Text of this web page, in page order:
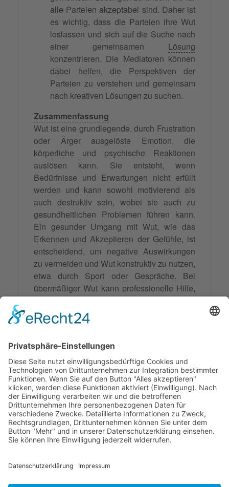
alle Parteien akzeptabel sind. Daher ist
es wichtig, dass die Parteien ihre Wut
loslassen und sich auf die Suche nach
einer gemeinsamen Lösung
konzentrieren. Die Mediatoren können
dabei helfen, die Perspektiven der
Parteien zu verstehen und gemeinsam
nach kreativen Lösungen zu suchen.
Zusammenfassung
Wut ist eine grundlegende, durch Frustration
oder Ärger ausgelöste Emotion, die
körperliche und psychische Reaktionen
auslösen kann. Sie entsteht, wenn
Bedürfnisse und Erwartungen nicht erfüllt
werden und kann sowohl motivierend als
auch destruktiv sein, wobei sie auch zu
gesundheitlichen Problemen führen kann.
Ein gesunder Umgang mit Wut, wie das
Erkennen und Akzeptieren der Gefühle, ist
entscheidend, um negative Auswirkungen
zu vermeiden und Wut konstruktiv zu nutzen,
etwa durch Sport oder Gespräche. Bei
übermäßiger Wut kann professionelle Hilfe,
wie Therapie oder Anti-Aggressivitäts-
Training, sinnvoll sein. In der Mediation wird
versucht, durch Verstehen der Ursachen,
Selbstregulation und Lösungsorientierung,
konstruktiv mit Wut umzugehen.
© 2026 Frank Hartung Ihr Mediator bei Konflikten in Familie,